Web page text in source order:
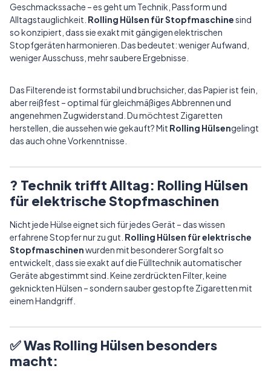
Geschmackssache – es geht um Technik, Passform und
Alltagstauglichkeit. Rolling Hülsen für Stopfmaschinesind
so konzipiert, dass sie exakt mit gängigen elektrischen
Stopfgeräten harmonieren. Das bedeutet: weniger Aufwand,
weniger Ausschuss, mehr saubere Ergebnisse.
Das Filterende ist formstabil und bruchsicher, das Papier ist fein,
aber reißfest – optimal für gleichmäßiges Abbrennen und
angenehmen Zugwiderstand. Du möchtest Zigaretten
herstellen, die aussehen wie gekauft? Mit Rolling Hülsengelingt
das auch ohne Vorkenntnisse.
? Technik trifft Alltag: Rolling Hülsen
für elektrische Stopfmaschinen
Nicht jede Hülse eignet sich für jedes Gerät – das wissen
erfahrene Stopfer nur zu gut. Rolling Hülsen für elektrische
Stopfmaschinenwurden mit besonderer Sorgfalt so
entwickelt, dass sie exakt auf die Fülltechnik automatischer
Geräte abgestimmt sind. Keine zerdrückten Filter, keine
geknickten Hülsen – sondern sauber gestopfte Zigaretten mit
einem Handgriff.
✅Was Rolling Hülsen besonders
macht: